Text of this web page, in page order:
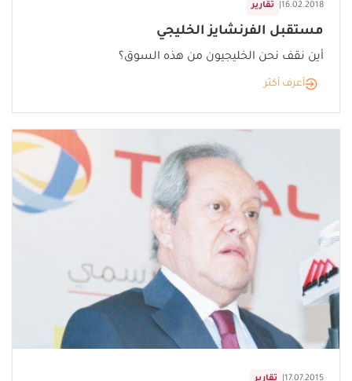
تقارير 16.02.2018
مستقبل الفرنشايز الخليجي
أين نقف نحن الخليجيون من هذه السوق؟
أعرف أكثر
تقارير 17.07.2015